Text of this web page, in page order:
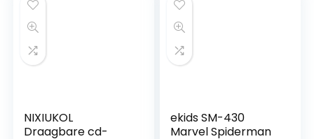
programmeerfunc
tie, LCD-display,
incl. In-ear
hoofdtelefoon,
zwart
NIXIUKOL
Draagbare cd-
ekids SM-430
Marvel Spiderman